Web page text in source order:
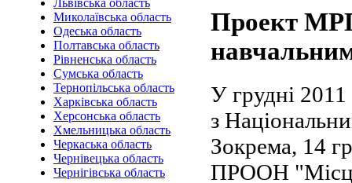
Львівська область
Миколаївська область
Одеська область
Полтавська область
Рівненська область
Сумська область
Тернопільська область
Харківська область
Херсонська область
Хмельницька область
Черкаська область
Чернівецька область
Чернігівська область
Проект
У грудні
з
Зокрема, 14
ПРООН